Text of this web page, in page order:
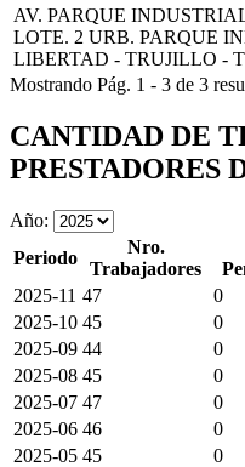
AV. PARQUE
LOTE. 2 URB. PARQUE
LIBERTAD - TRUJILLO -
Mostrando Pág. 1 - 3 de 3
CANTIDAD DE
PRESTADORES
Año:
Periodo
Nro.
Trabajadores
2025-11 47 0
2025-10 45 0
2025-09 44 0
2025-08 45 0
2025-07 47 0
2025-06 46 0
2025-05 45 0